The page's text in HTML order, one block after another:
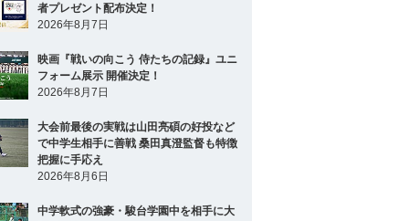
者プレゼント配布決定！
2026年8月7日
映画『戦いの向こう 侍たちの記録』ユニ
フォーム展示 開催決定！
2026年8月7日
大会前最後の実戦は山田亮碩の好投など
で中学生相手に善戦 桑田真澄監督も特徴
把握に手応え
2026年8月6日
中学軟式の強豪・駿台学園中を相手に大